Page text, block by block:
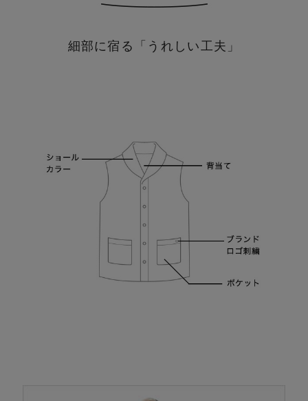
細部に宿る「うれしい工夫」